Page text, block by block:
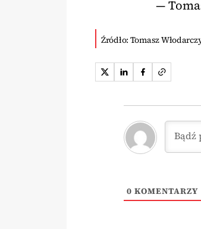
—
Źródło: Tomasz
0 KOMENTARZY